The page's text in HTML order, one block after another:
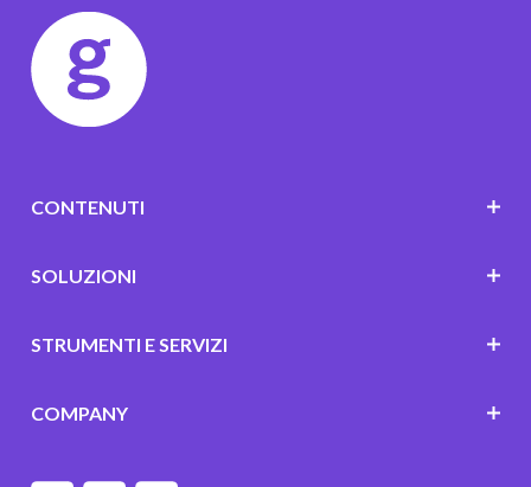
CONTENUTI
SOLUZIONI
STRUMENTI E SERVIZI
COMPANY